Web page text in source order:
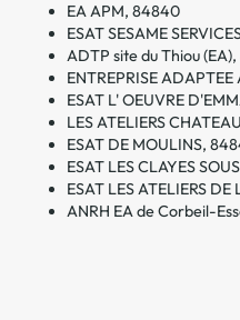
EA APM, 84840
ESAT SESAME
ADTP site du Thiou
ENTREPRISE
ESAT L' OEUVRE
LES ATELIERS
ESAT DE MOULINS,
ESAT LES CLAYES
ESAT LES ATELIERS
ANRH EA de Corbeil-